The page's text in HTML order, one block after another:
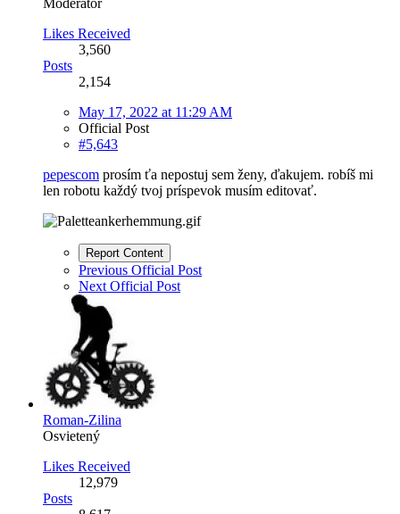
Likes Received
3,560
Posts
2,154
May 17, 2022 at 11:29 AM
Official Post
#5,643
pepescom prosím ťa nepostuj sem ženy, ďakujem. robíš mi
len robotu každý tvoj príspevok musím editovať.
Report Content
Previous Official Post
Next Official Post
Roman-Zilina
Osvietený
Likes Received
12,979
Posts